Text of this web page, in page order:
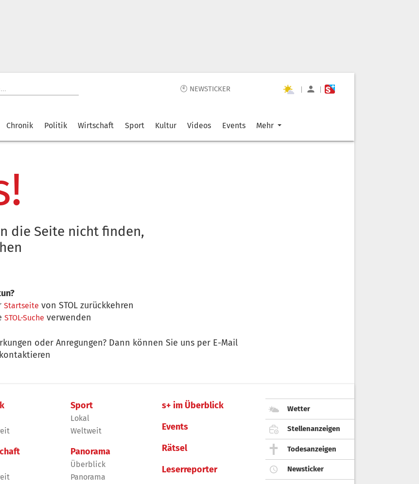
🕙 NEWSTICKER | |
Chronik Politik Wirtschaft Sport Kultur Videos Events Mehr
die Seite nicht finden,
Startseite von STOL zurückkehren
STOL-Suche verwenden
oder Anregungen? Dann können Sie uns per E-Mail
kontaktieren
Sport
Lokal
Weltweit
Panorama
Überblick
Panorama
s+ im Überblick
Events
Rätsel
Leserreporter
Wetter
Stellenanzeigen
Todesanzeigen
Newsticker